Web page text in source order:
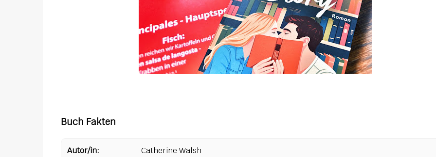
Buch Fakten
Autor/in:
Catherine Walsh